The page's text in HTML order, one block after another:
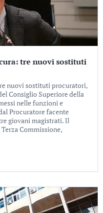
tre nuovi sostituti
nuovi sostituti procuratori,
Consiglio Superiore della
nelle funzioni e
Procuratore facente
giovani magistrati. Il
Commissione,